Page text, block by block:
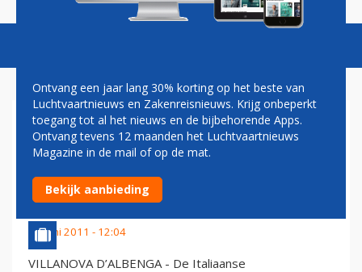
VLIEGTUIGBOUWER PIAGGIO
AERO ZET EXTRA
FABRIEKSHAL NEER
19 juni 2011 - 12:04
VILLANOVA D’ALBENGA - De Italiaanse
Ontvang een jaar lang 30% korting op het beste van
Luchtvaartnieuws en Zakenreisnieuws. Krijg onbeperkt
toegang tot al het nieuws en de bijbehorende Apps.
Ontvang tevens 12 maanden het Luchtvaartnieuws
Magazine in de mail of op de mat.
Bekijk aanbieding